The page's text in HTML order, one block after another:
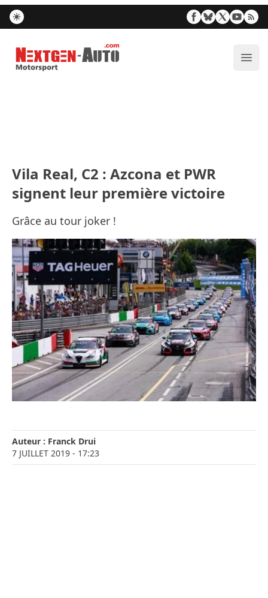
Nextgen-Auto.com
Vila Real, C2 : Azcona et PWR
signent leur première victoire
Grâce au tour joker !
Auteur : Franck Drui
7 JUILLET 2019 - 17:23